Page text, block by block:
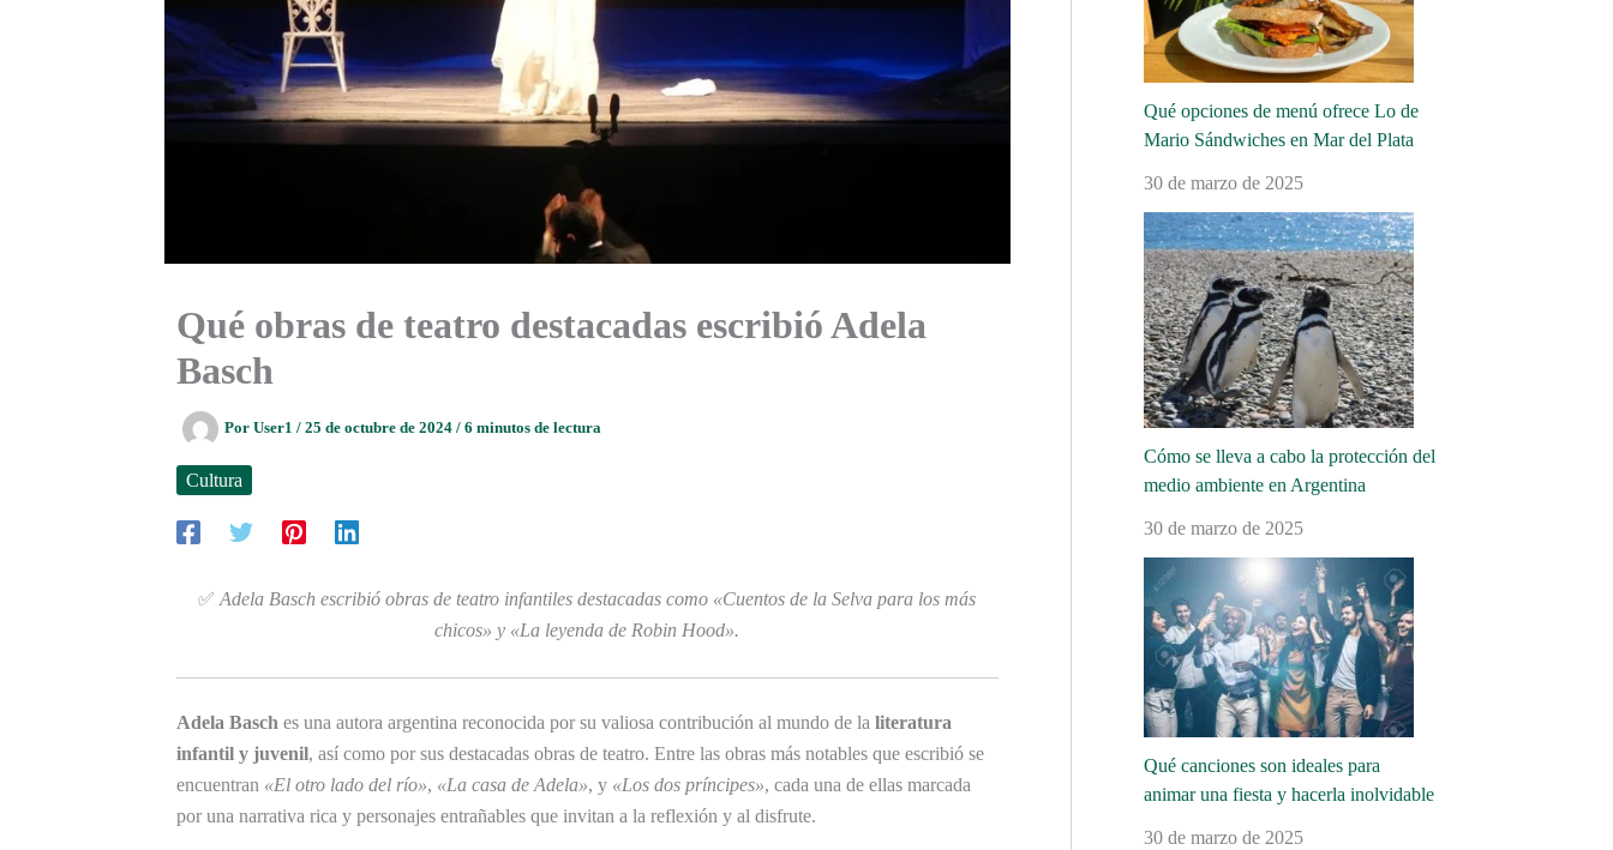
Qué obras de teatro destacadas escribió Adela
Basch
Por User1 / 25 de octubre de 2024 / 6 minutos de lectura
Cultura
✅Adela Basch escribió obras de teatro infantiles destacadas como «Cuentos de la Selva para los más
chicos» y «La leyenda de Robin Hood».
Adela Basch es una autora argentina reconocida por su valiosa contribución al mundo de la literatura
infantil y juvenil, así como por sus destacadas obras de teatro. Entre las obras más notables que escribió se
encuentran «El otro lado del río», «La casa de Adela», y «Los dos príncipes», cada una de ellas marcada
por una narrativa rica y personajes entrañables que invitan a la reflexión y al disfrute.
Qué opciones de menú ofrece Lo de
Mario Sándwiches en Mar del Plata
30 de marzo de 2025
Cómo se lleva a cabo la protección del
medio ambiente en Argentina
30 de marzo de 2025
Qué canciones son ideales para
animar una fiesta y hacerla inolvidable
30 de marzo de 2025